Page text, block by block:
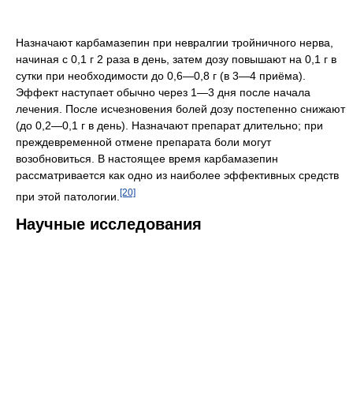
Назначают карбамазепин при невралгии тройничного нерва,
начиная с 0,1 г 2 раза в день, затем дозу повышают на 0,1 г в
сутки при необходимости до 0,6—0,8 г (в 3—4 приёма).
Эффект наступает обычно через 1—3 дня после начала
лечения. После исчезновения болей дозу постепенно снижают
(до 0,2—0,1 г в день). Назначают препарат длительно; при
преждевременной отмене препарата боли могут
возобновиться. В настоящее время карбамазепин
рассматривается как одно из наиболее эффективных средств
при этой патологии. [20]
Научные исследования